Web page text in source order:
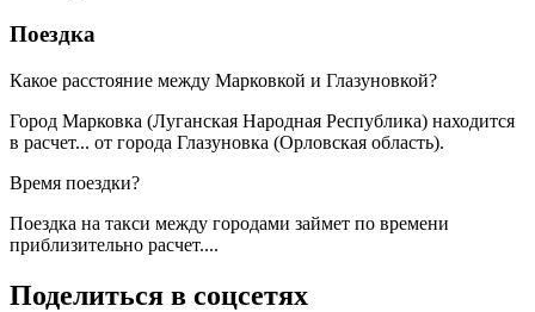
Поездка
Какое расстояние между Марковкой и Глазуновкой?
Город Марковка (Луганская Народная Республика) находится
в расчет... от города Глазуновка (Орловская область).
Время поездки?
Поездка на такси между городами займет по времени
приблизительно расчет....
Поделиться в соцсетях